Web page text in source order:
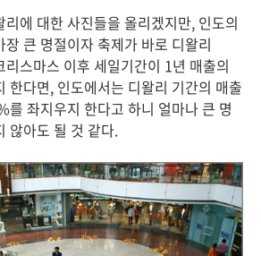
에 대한 사진들을 올리겠지만, 인도의
큰 명절이자 축제가 바로 디왈리
스마스 이후 세일기간이 1년 매출의
한다면, 인도에서는 디왈리 기간의 매출
를 좌지우지 한다고 하니 얼마나 큰 명
않아도 될 것 같다.